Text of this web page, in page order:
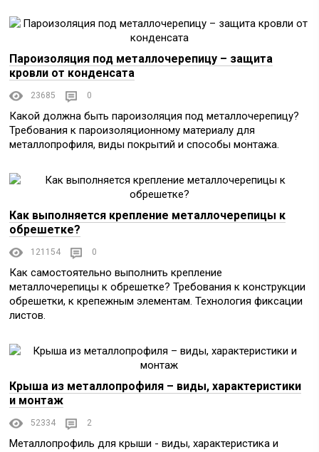
Пароизоляция под металлочерепицу – защита
кровли от конденсата
23685 0
Какой должна быть пароизоляция под металлочерепицу?
Требования к пароизоляционному материалу для
металлопрофиля, виды покрытий и способы монтажа.
Как выполняется крепление металлочерепицы к
обрешетке?
121154 0
Как самостоятельно выполнить крепление
металлочерепицы к обрешетке? Требования к конструкции
обрешетки, к крепежным элементам. Технология фиксации
листов.
Крыша из металлопрофиля – виды, характеристики
и монтаж
52334 2
Металлопрофиль для крыши - виды, характеристика и